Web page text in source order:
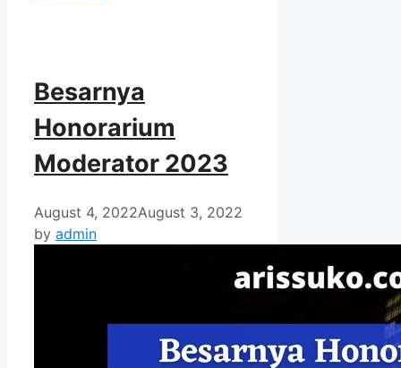
Besarnya
Honorarium
Moderator 2023
August 4, 2022August 3, 2022
by admin